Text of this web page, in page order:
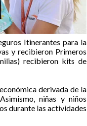
Itinerantes para la
y recibieron Primeros
recibieron kits de
derivada de la
niñas y niños
durante las actividades